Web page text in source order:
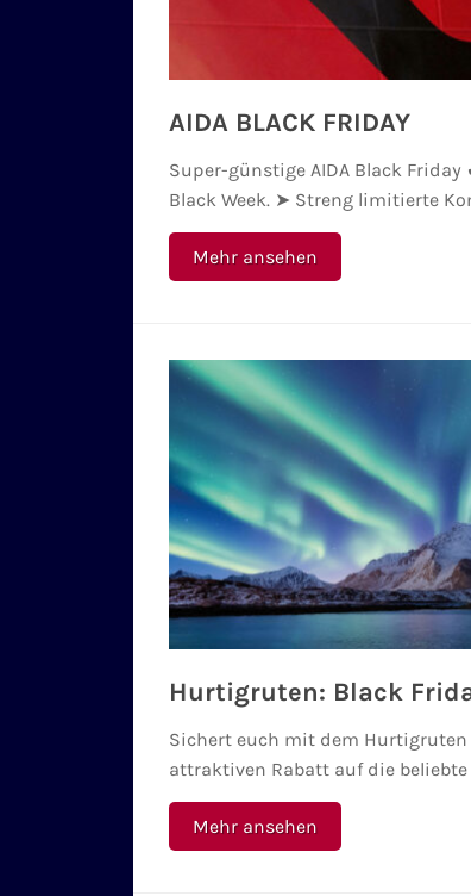
AIDA BLACK FRIDAY
Super-günstige AIDA Black
Black Week. ➤ Streng limitierte
Mehr ansehen
Hurtigruten: Black
Sichert euch mit dem
attraktiven Rabatt auf die
Mehr ansehen